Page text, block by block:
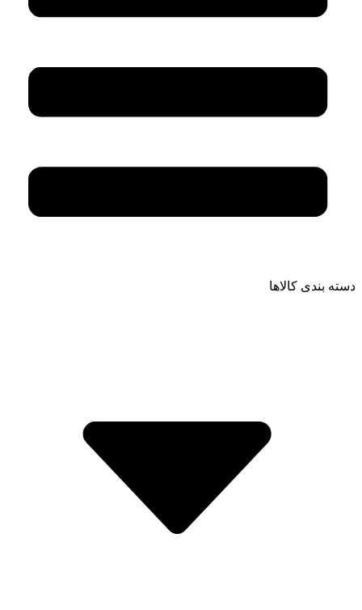
دسته بندی کالاها